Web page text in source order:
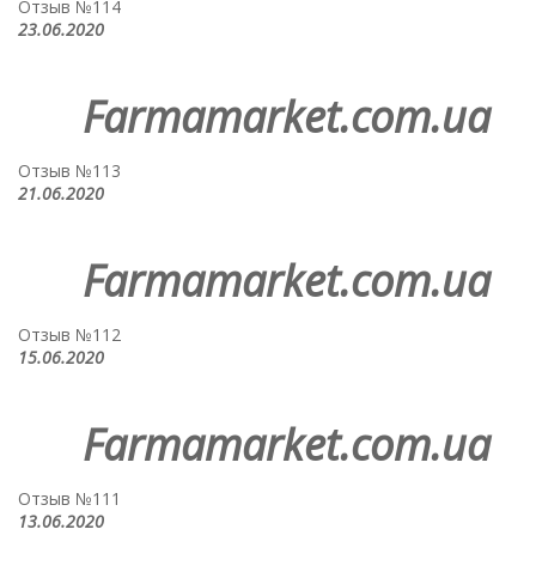
Отзыв №114
23.06.2020
Farmamarket.com.ua
Отзыв №113
21.06.2020
Farmamarket.com.ua
Отзыв №112
15.06.2020
Farmamarket.com.ua
Отзыв №111
13.06.2020